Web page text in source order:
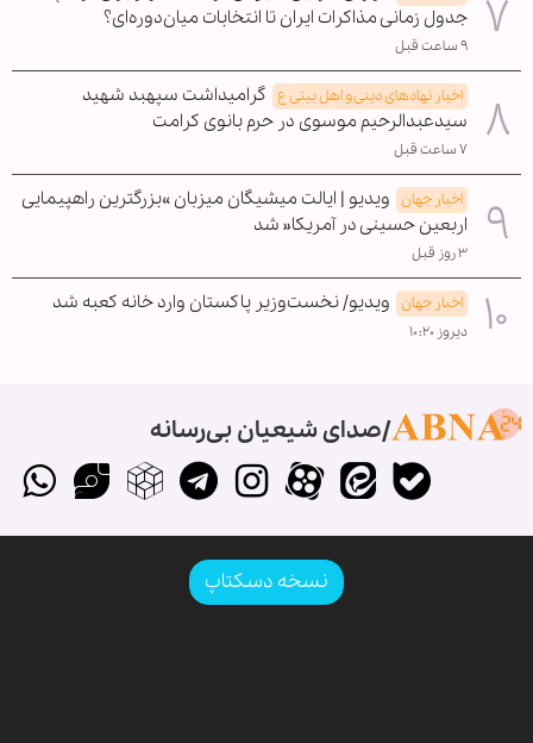
جدول زمانی مذاکرات ایران تا انتخابات میان‌دوره‌ای؟
۹ ساعت قبل
اخبار نهادهای دینی و اهل بیتی ع گرامیداشت سپهبد شهید
سیدعبدالرحیم موسوی در حرم بانوی کرامت
۷ ساعت قبل
اخبار جهان ویدیو | ایالت میشیگان میزبان »بزرگترین راهپیمایی
اربعین حسینی در آمریکا« شد
۳ روز قبل
اخبار جهان ویدیو/ نخست‌وزیر پاکستان وارد خانه کعبه شد
دیروز ۱۰:۲۰
صدای شیعیان بی‌رسانه
نسخه دسکتاپ